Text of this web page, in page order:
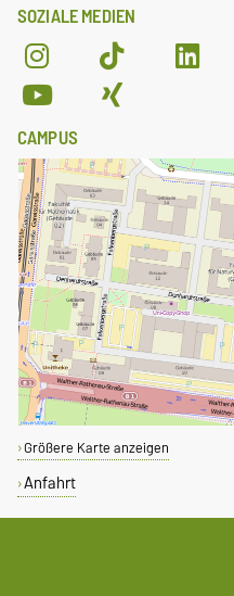
SOZIALE MEDIEN
CAMPUS
Größere Karte anzeigen
Anfahrt